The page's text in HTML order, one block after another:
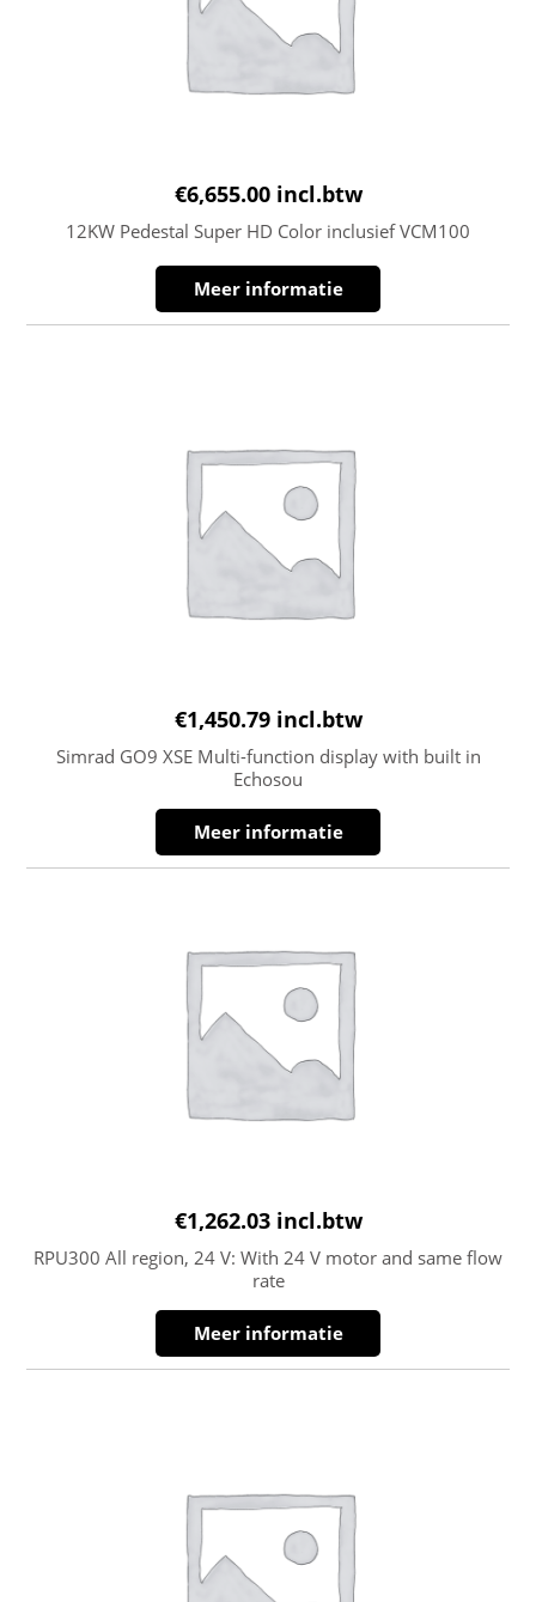
€6,655.00 incl.btw
12KW Pedestal Super HD Color inclusief VCM100
Meer informatie
€1,450.79 incl.btw
Simrad GO9 XSE Multi-function display with built in
Echosou
Meer informatie
€1,262.03 incl.btw
RPU300 All region, 24 V: With 24 V motor and same flow
rate
Meer informatie